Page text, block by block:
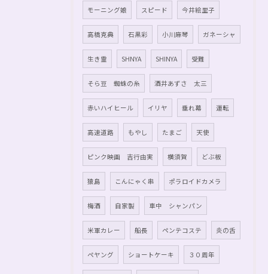
モーニング娘 スピード 今井絵里子
高橋克典 石黒彩 小川麻琴 ガネーシャ
生き霊 SHNYA SHINYA 受難
そら豆 蜘蛛の糸 酒井あずさ 太三
赤いハイヒール イリヤ 垂れ幕 運転
高速道路 もやし たまご 天使
ピンク映画 吉行由実 横須賀 どぶ板
猿島 こんにゃく串 ポラロイドカメラ
梅酒 自家製 車中 シャンパン
米軍カレー 船長 ペンテコステ 炎の舌
ペヤング ショートケーキ ３０周年